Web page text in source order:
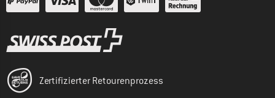
Zertifizierter Retourenprozess